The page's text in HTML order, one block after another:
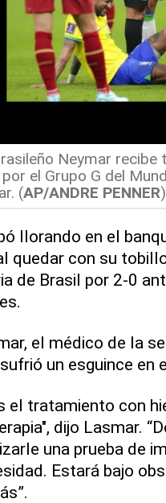
Neymar
el Grupo G del
(AP/ANDRE PENNER)
llorando en el
quedar con su
de Brasil por 2-0
el médico de la
un esguince en
el tratamiento con
dijo Lasmar.
una prueba de
Estará bajo